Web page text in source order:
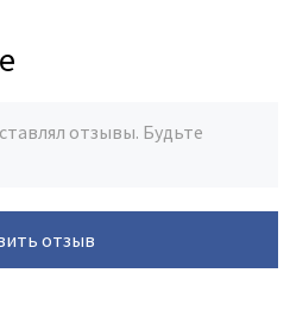
отзывы. Будьте
отзыв